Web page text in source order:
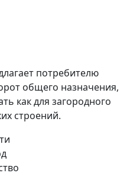
потребителю
общего назначения,
как для загородного
строений.